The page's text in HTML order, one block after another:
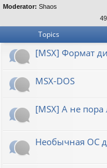
s
Moderator: Shaos
Topics
[MSX] Формат
MSX-DOS
[MSX] А не пора
Необычная ОС